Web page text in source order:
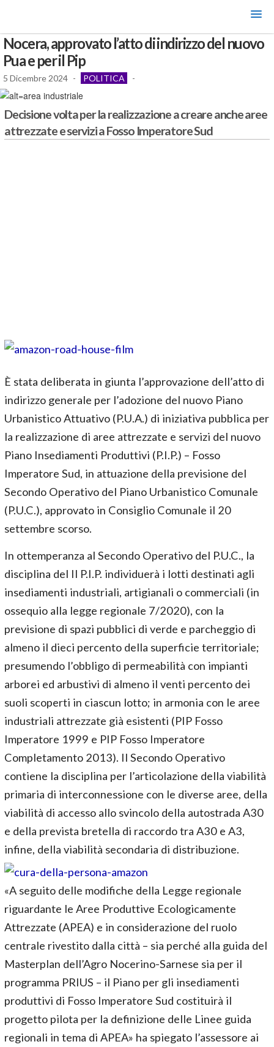
Nocera, approvato l’atto di indirizzo del nuovo
Pua e per il Pip
5 Dicembre 2024 - POLITICA -
Decisione volta per la realizzazione a creare anche aree
attrezzate e servizi a Fosso Imperatore Sud
È stata deliberata in giunta l’approvazione dell’atto di
indirizzo generale per l’adozione del nuovo Piano
Urbanistico Attuativo (P.U.A.) di iniziativa pubblica per
la realizzazione di aree attrezzate e servizi del nuovo
Piano Insediamenti Produttivi (P.I.P.) – Fosso
Imperatore Sud, in attuazione della previsione del
Secondo Operativo del Piano Urbanistico Comunale
(P.U.C.), approvato in Consiglio Comunale il 20
settembre scorso.
In ottemperanza al Secondo Operativo del P.U.C., la
disciplina del Il P.I.P. individuerà i lotti destinati agli
insediamenti industriali, artigianali o commerciali (in
ossequio alla legge regionale 7/2020), con la
previsione di spazi pubblici di verde e parcheggio di
almeno il dieci percento della superficie territoriale;
presumendo l’obbligo di permeabilità con impianti
arborei ed arbustivi di almeno il venti percento dei
suoli scoperti in ciascun lotto; in armonia con le aree
industriali attrezzate già esistenti (PIP Fosso
Imperatore 1999 e PIP Fosso Imperatore
Completamento 2013). Il Secondo Operativo
contiene la disciplina per l’articolazione della viabilità
primaria di interconnessione con le diverse aree, della
viabilità di accesso allo svincolo della autostrada A30
e della prevista bretella di raccordo tra A30 e A3,
infine, della viabilità secondaria di distribuzione.
«A seguito delle modifiche della Legge regionale
riguardante le Aree Produttive Ecologicamente
Attrezzate (APEA) e in considerazione del ruolo
centrale rivestito dalla città – sia perché alla guida del
Masterplan dell’Agro Nocerino-Sarnese sia per il
programma PRIUS – il Piano per gli insediamenti
produttivi di Fosso Imperatore Sud costituirà il
progetto pilota per la definizione delle Linee guida
regionali in tema di APEA» ha spiegato l’assessore ai